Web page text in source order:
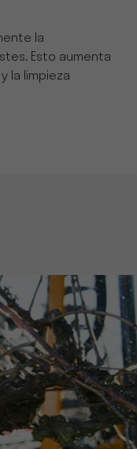
la
Esto aumenta
la limpieza